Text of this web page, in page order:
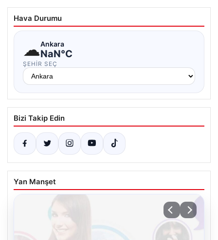
Hava Durumu
☁Ankara
NaN°C
ŞEHIR SEÇ
Bizi Takip Edin
Yan Manşet